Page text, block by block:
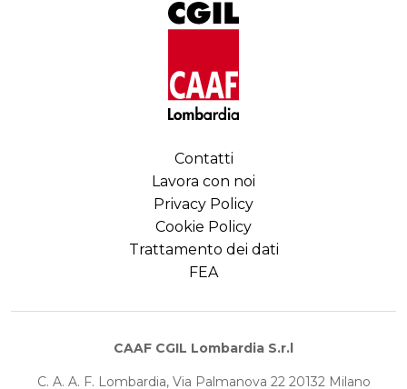
Contatti
Lavora con noi
Privacy Policy
Cookie Policy
Trattamento dei dati
FEA
CAAF CGIL Lombardia S.r.l
C. A. A. F. Lombardia, Via Palmanova 22 20132 Milano